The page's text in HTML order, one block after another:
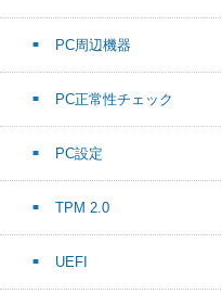
PC周辺機器
PC正常性チェック
PC設定
TPM 2.0
UEFI